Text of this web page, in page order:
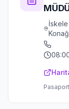
İskele